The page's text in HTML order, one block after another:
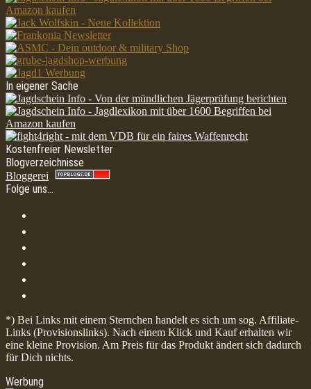
In eigener Sache
Kostenfreier Newsletter
Blogverzeichnisse
Bloggerei
Folge uns…
*) Bei Links mit einem Sternchen handelt es sich um sog. Affiliate-
Links (Provisionslinks). Nach einem Klick und Kauf erhalten wir
eine kleine Provision. Am Preis für das Produkt ändert sich dadurch
für Dich nichts.
Werbung